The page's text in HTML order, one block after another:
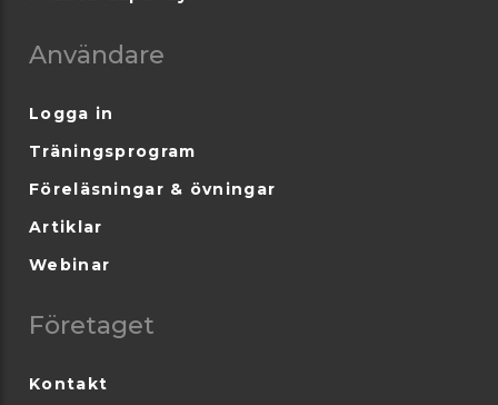
Användare
Logga in
Träningsprogram
Föreläsningar & övningar
Artiklar
Webinar
Företaget
Kontakt